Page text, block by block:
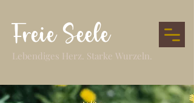
Freie Seele
Lebendiges Herz. Starke Wurzeln.